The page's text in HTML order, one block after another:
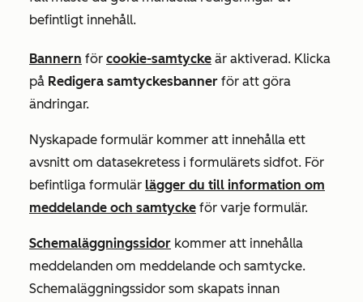
befintligt innehåll.
Bannern för cookie-samtycke är aktiverad. Klicka
på Redigera samtyckesbanner för att göra
ändringar.
Nyskapade formulär kommer att innehålla ett
avsnitt om datasekretess i formulärets sidfot. För
befintliga formulär lägger du till information om
meddelande och samtycke för varje formulär.
Schemaläggningssidor kommer att innehålla
meddelanden om meddelande och samtycke.
Schemaläggningssidor som skapats innan